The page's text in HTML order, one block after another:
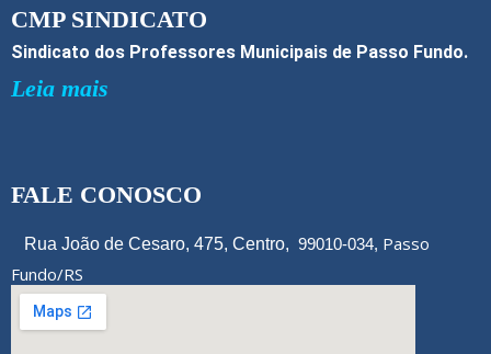
CMP SINDICATO
Sindicato dos Professores Municipais de Passo Fundo.
Leia mais
FALE CONOSCO
Rua João de Cesaro, 475, Centro, 99010-034, Passo
Fundo/RS